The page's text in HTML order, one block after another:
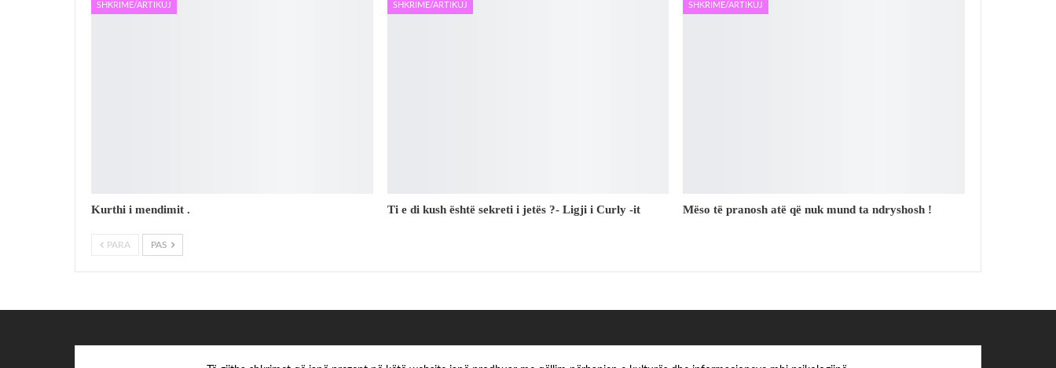
SHKRIME/ARTIKUJ
Kurthi i mendimit .
SHKRIME/ARTIKUJ
Ti e di kush është sekreti i jetës ?- Ligji i Curly -it
SHKRIME/ARTIKUJ
Mëso të pranosh atë që nuk mund ta ndryshosh !
PARA PAS